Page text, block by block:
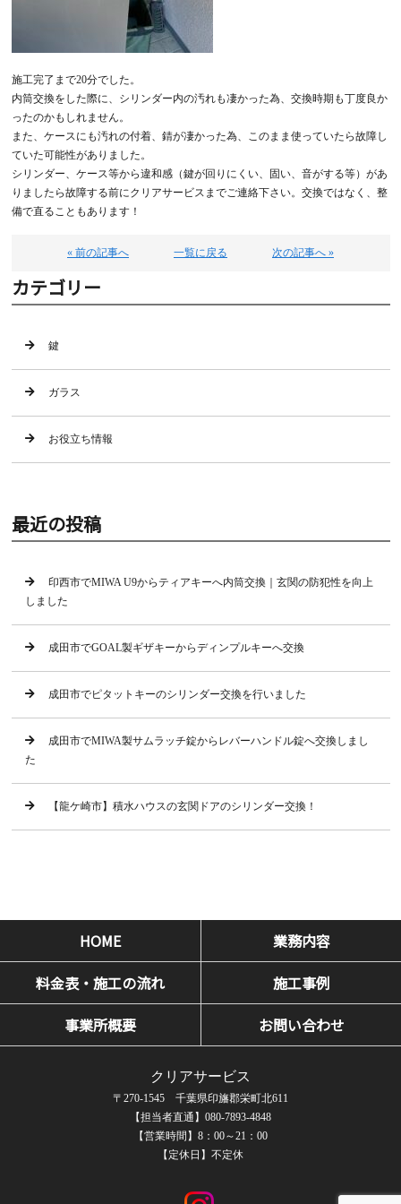
施工完了まで20分でした。
内筒交換をした際に、シリンダー内の汚れも凄かった為、交換時期も丁度良か
ったのかもしれません。
また、ケースにも汚れの付着、錆が凄かった為、このまま使っていたら故障し
ていた可能性がありました。
シリンダー、ケース等から違和感（鍵が回りにくい、固い、音がする等）があ
りましたら故障する前にクリアサービスまでご連絡下さい。交換ではなく、整
備で直ることもあります！
« 前の記事へ 一覧に戻る 次の記事へ »
カテゴリー
鍵
ガラス
お役立ち情報
最近の投稿
印西市でMIWA U9からティアキーへ内筒交換｜玄関の防犯性を向上
しました
成田市でGOAL製ギザキーからディンプルキーへ交換
成田市でピタットキーのシリンダー交換を行いました
成田市でMIWA製サムラッチ錠からレバーハンドル錠へ交換しまし
た
【龍ケ崎市】積水ハウスの玄関ドアのシリンダー交換！
HOME
業務内容
料金表・施工の流れ
施工事例
事業所概要
お問い合わせ
クリアサービス
〒270-1545 千葉県印旛郡栄町北611
【担当者直通】080-7893-4848
【営業時間】8：00～21：00
【定休日】不定休